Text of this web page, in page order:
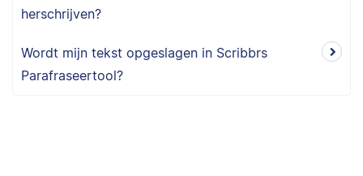
herschrijven?
Wordt mijn tekst opgeslagen in Scribbrs
Parafraseertool?